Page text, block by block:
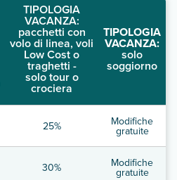
TIPOLOGIA
VACANZA:
pacchetti con
volo di linea, voli
Low Cost o
traghetti -
solo tour o
crociera
TIPOLOGIA
VACANZA:
solo
soggiorno
25% Modifiche
gratuite
30% Modifiche
gratuite